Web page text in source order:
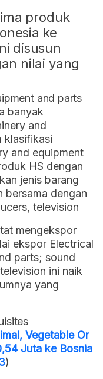
produk
ke
disusun
nilai yang
and parts
banyak
and
klasifikasi
and equipment
HS dengan
jenis barang
bersama dengan
television
mengekspor
ekspor Electrical
parts; sound
ini naik
yang
Vegetable Or
Juta ke Bosnia
)